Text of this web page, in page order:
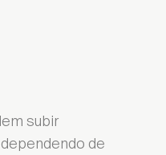
subir
dependendo de